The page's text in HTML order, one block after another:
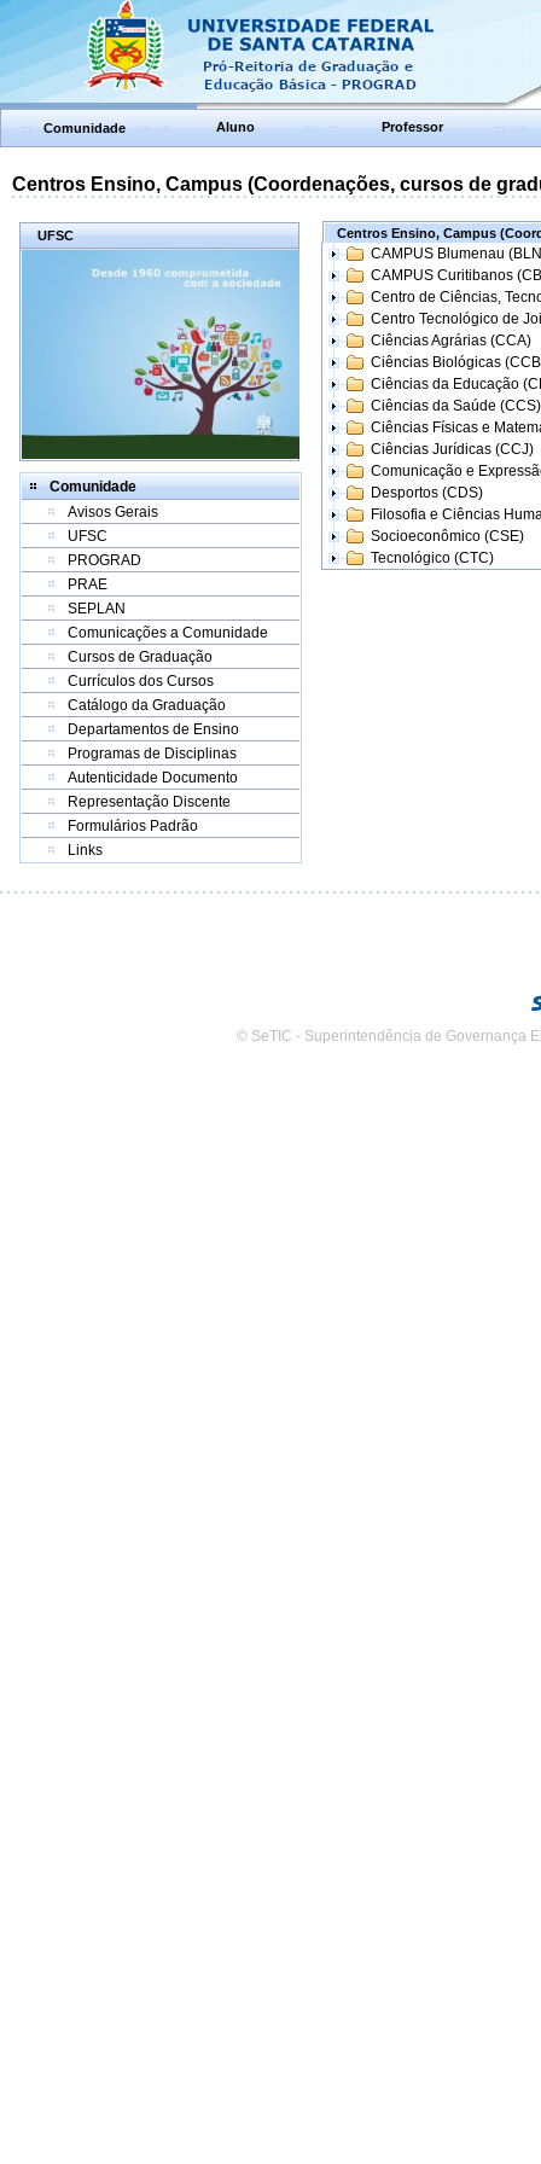
Comunidade Aluno Professor
Centros Ensino, Campus (Coordenações, cursos de
UFSC
Comunidade
Avisos Gerais
UFSC
PROGRAD
PRAE
SEPLAN
Comunicações a Comunidade
Cursos de Graduação
Currículos dos Cursos
Catálogo da Graduação
Departamentos de Ensino
Programas de Disciplinas
Autenticidade Documento
Representação Discente
Formulários Padrão
Links
Centros Ensino, Campus
CAMPUS Blumenau
CAMPUS Curitibanos
Centro de Ciências,
Centro Tecnológico de
Ciências Agrárias (CCA)
Ciências Biológicas
Ciências da Educação
Ciências da Saúde (CCS)
Ciências Físicas e
Ciências Jurídicas (CCJ)
Comunicação e
Desportos (CDS)
Filosofia e Ciências
Socioeconômico (CSE)
Tecnológico (CTC)
© SeTIC - Superintendência de Governança